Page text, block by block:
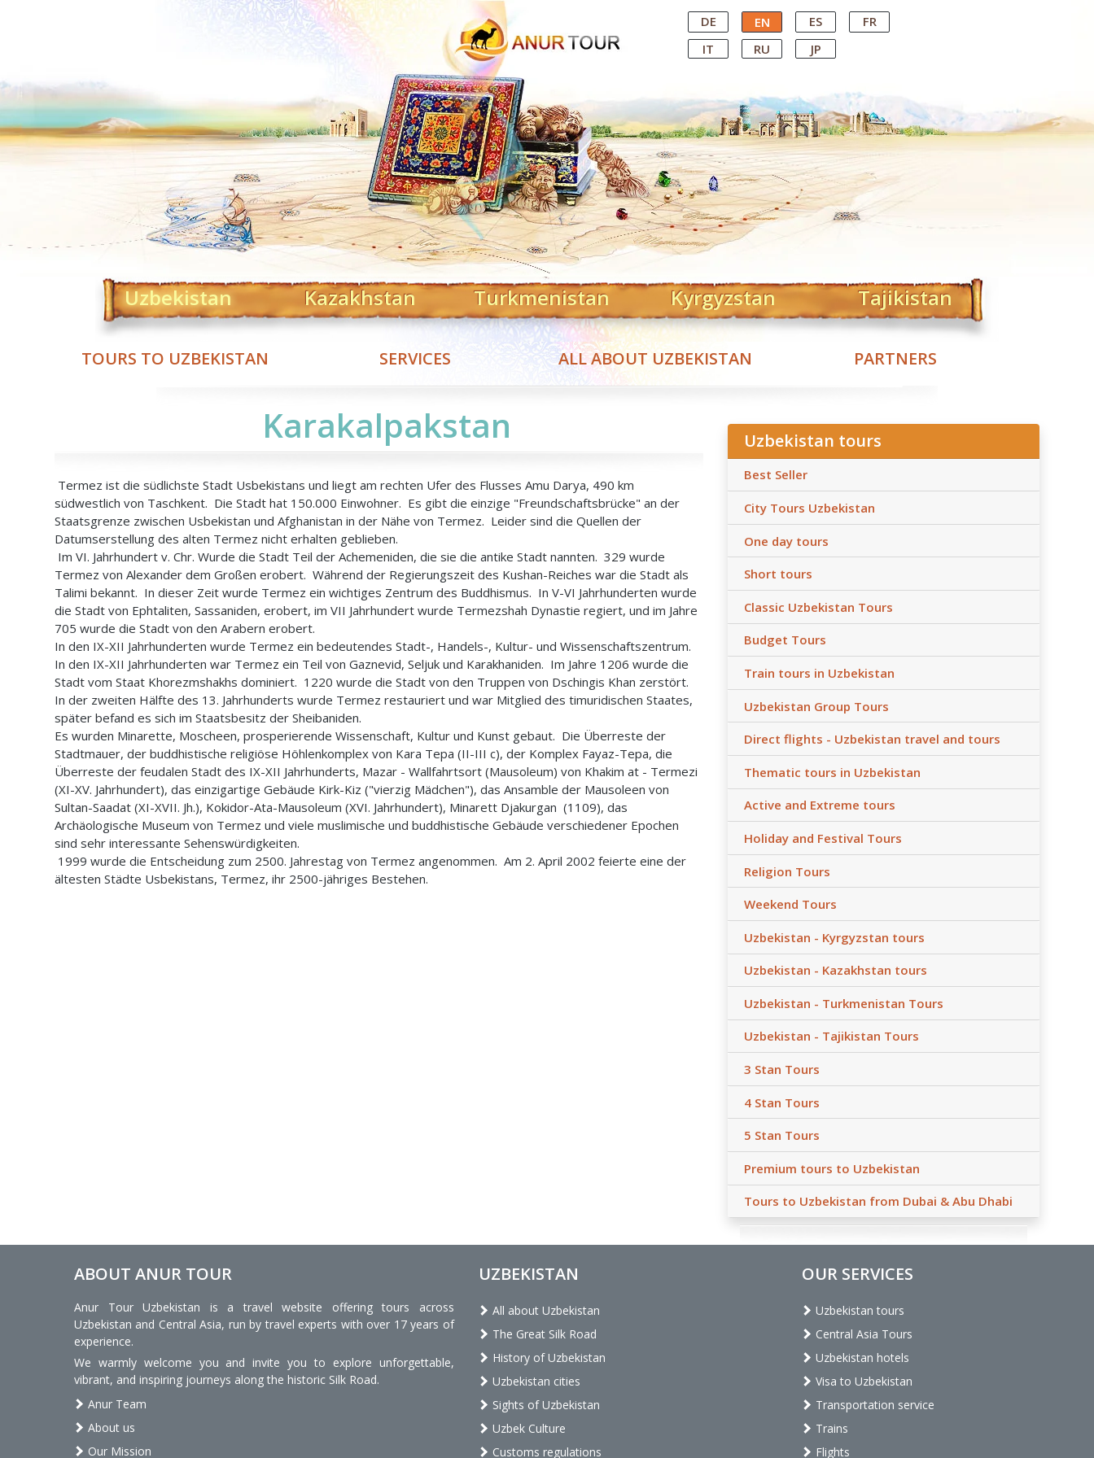
Central Asian Tour Operator DE EN ES
FR
IT
RU JP
Uzbekistan Kazakhstan Turkmenistan Kyrgyzstan Tajikistan
TOURS TO UZBEKISTAN SERVICES ALL ABOUT UZBEKISTAN PARTNERS
Karakalpakstan
Termez ist die südlichste Stadt Usbekistans und liegt am rechten Ufer des Flusses Amu Darya, 490 km
südwestlich von Taschkent. Die Stadt hat 150.000 Einwohner. Es gibt die einzige "Freundschaftsbrücke" an der
Staatsgrenze zwischen Usbekistan und Afghanistan in der Nähe von Termez. Leider sind die Quellen der
Datumserstellung des alten Termez nicht erhalten geblieben.
Im VI. Jahrhundert v. Chr. Wurde die Stadt Teil der Achemeniden, die sie die antike Stadt nannten. 329 wurde
Termez von Alexander dem Großen erobert. Während der Regierungszeit des Kushan-Reiches war die Stadt als
Talimi bekannt. In dieser Zeit wurde Termez ein wichtiges Zentrum des Buddhismus. In V-VI Jahrhunderten wurde
die Stadt von Ephtaliten, Sassaniden, erobert, im VII Jahrhundert wurde Termezshah Dynastie regiert, und im Jahre
705 wurde die Stadt von den Arabern erobert.
In den IX-XII Jahrhunderten wurde Termez ein bedeutendes Stadt-, Handels-, Kultur- und Wissenschaftszentrum.
In den IX-XII Jahrhunderten war Termez ein Teil von Gaznevid, Seljuk und Karakhaniden. Im Jahre 1206 wurde die
Stadt vom Staat Khorezmshakhs dominiert. 1220 wurde die Stadt von den Truppen von Dschingis Khan zerstört.
In der zweiten Hälfte des 13. Jahrhunderts wurde Termez restauriert und war Mitglied des timuridischen Staates,
später befand es sich im Staatsbesitz der Sheibaniden.
Es wurden Minarette, Moscheen, prosperierende Wissenschaft, Kultur und Kunst gebaut. Die Überreste der
Stadtmauer, der buddhistische religiöse Höhlenkomplex von Kara Tepa (II-III c), der Komplex Fayaz-Tepa, die
Überreste der feudalen Stadt des IX-XII Jahrhunderts, Mazar - Wallfahrtsort (Mausoleum) von Khakim at - Termezi
(XI-XV. Jahrhundert), das einzigartige Gebäude Kirk-Kiz ("vierzig Mädchen"), das Ansamble der Mausoleen von
Sultan-Saadat (XI-XVII. Jh.), Kokidor-Ata-Mausoleum (XVI. Jahrhundert), Minarett Djakurgan (1109), das
Archäologische Museum von Termez und viele muslimische und buddhistische Gebäude verschiedener Epochen
sind sehr interessante Sehenswürdigkeiten.
1999 wurde die Entscheidung zum 2500. Jahrestag von Termez angenommen. Am 2. April 2002 feierte eine der
ältesten Städte Usbekistans, Termez, ihr 2500-jähriges Bestehen.
Uzbekistan tours
Best Seller
City Tours Uzbekistan
One day tours
Short tours
Classic Uzbekistan Tours
Budget Tours
Train tours in Uzbekistan
Uzbekistan Group Tours
Direct flights - Uzbekistan travel and tours
Thematic tours in Uzbekistan
Active and Extreme tours
Holiday and Festival Tours
Religion Tours
Weekend Tours
Uzbekistan - Kyrgyzstan tours
Uzbekistan - Kazakhstan tours
Uzbekistan - Turkmenistan Tours
Uzbekistan - Tajikistan Tours
3 Stan Tours
4 Stan Tours
5 Stan Tours
Premium tours to Uzbekistan
Tours to Uzbekistan from Dubai & Abu Dhabi
ABOUT ANUR TOUR
Anur Tour Uzbekistan is a travel website offering tours across
Uzbekistan and Central Asia, run by travel experts with over 17 years of
experience.
We warmly welcome you and invite you to explore unforgettable,
vibrant, and inspiring journeys along the historic Silk Road.
Anur Team
About us
Our Mission
UZBEKISTAN
All about Uzbekistan
The Great Silk Road
History of Uzbekistan
Uzbekistan cities
Sights of Uzbekistan
Uzbek Culture
Customs regulations
OUR SERVICES
Uzbekistan tours
Central Asia Tours
Uzbekistan hotels
Visa to Uzbekistan
Transportation service
Trains
Flights